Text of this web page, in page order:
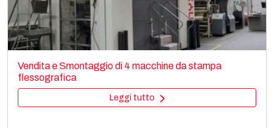
CURIONI CURIONI STARLINGER CB Starkon 100
Bag making
Paper bag making SOS
Leggi tutto
Vendita e Smontaggio di 4 macchine da stampa
flessografica
Leggi tutto